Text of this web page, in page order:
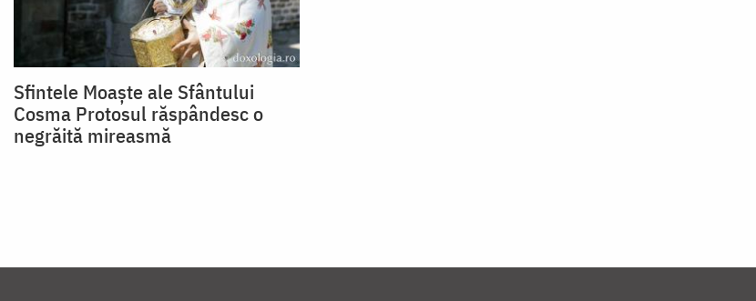
Sfintele Moaște ale Sfântului
Cosma Protosul răspândesc o
negrăită mireasmă